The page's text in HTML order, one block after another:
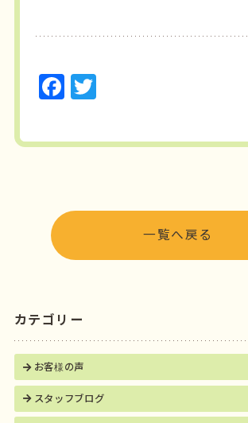
F
c
o
k
T
it
r
一覧へ戻る
カテゴリー
お客様の声
スタッフブログ